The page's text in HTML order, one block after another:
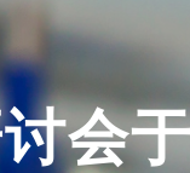
会